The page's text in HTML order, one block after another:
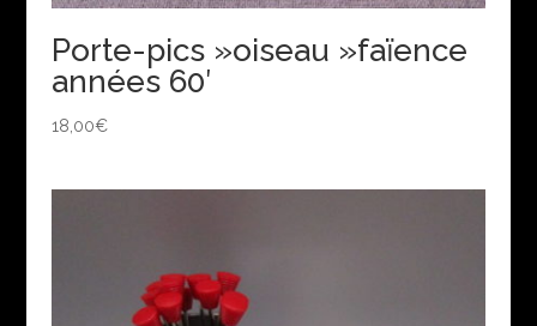
Porte-pics »oiseau »faïence
années 60′
18,00€